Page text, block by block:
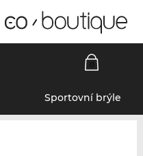
Sportovní brýle